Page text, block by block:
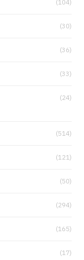
(104)
(30)
(36)
(33)
(24)
(514)
(121)
(50)
(294)
(165)
(17)